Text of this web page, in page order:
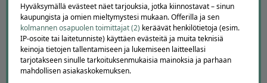
APUA JA NEUVOJA
Peruuta tilaus
Asiakaspalvelu
Kuinka Offerilla toimii
Usein kysytyt kysymykset
Hyväksymällä evästeet näet tarjouksia, jotka kiinnostavat – sinun
kaupungista ja omien mieltymystesi mukaan. Offerilla ja sen
kolmannen osapuolen toimittajat (2) keräävät henkilötietoja (esim.
IP-osoite tai laitetunniste) käyttäen evästeitä ja muita teknisiä
keinoja tietojen tallentamiseen ja lukemiseen laitteellasi
tarjotakseen sinulle tarkoituksenmukaisia mainoksia ja parhaan
mahdollisen asiakaskokemuksen.